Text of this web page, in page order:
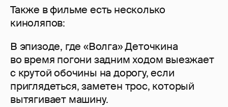
Также в фильме есть несколько
киноляпов:
В эпизоде, где «Волга» Деточкина
во время погони задним ходом выезжает
с крутой обочины на дорогу, если
приглядеться, заметен трос, который
вытягивает машину.